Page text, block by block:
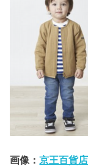
画像：京王百貨店